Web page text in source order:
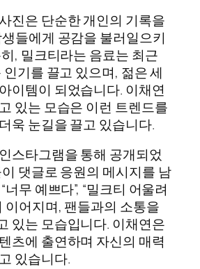
진은 단순한 개인의 기록을
들에게 공감을 불러일으키
, 밀크티라는 음료는 최근
인기를 끌고 있으며, 젊은 세
이템이 되었습니다. 이채연
있는 모습은 이런 트렌드를
욱 눈길을 끌고 있습니다.
스타그램을 통해 공개되었
댓글로 응원의 메시지를 남
무 예쁘다”, “밀크티 어울려
이어지며, 팬들과의 소통을
있는 모습입니다. 이채연은
츠에 출연하며 자신의 매력
있습니다.